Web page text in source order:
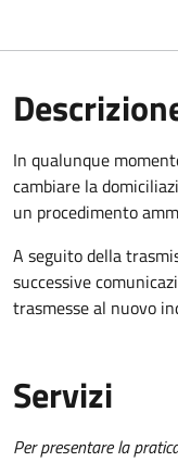
In qualunque
cambiare la
un procedimento
A seguito della
successive
trasmesse al nuovo
Servizi
Per presentare la